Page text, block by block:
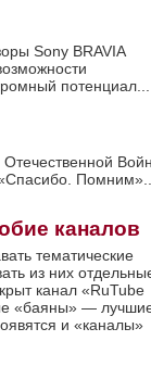
Sony BRAVIA
потенциал...
каналов
тематические
из них
канал «RuTube
«баяны» —
и «каналы»